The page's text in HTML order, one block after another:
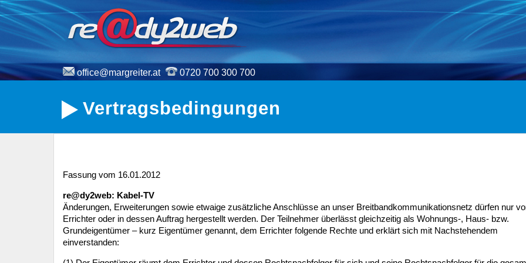
0720 700 300 700
office@margreiter.at
Vertragsbedingungen
Fassung vom 16.01.2012
re@dy2web: Kabel-TV
Änderungen, Erweiterungen sowie etwaige zusätzliche Anschlüsse an unser Breitbandkommunikationsnetz dürfen nur
Errichter oder in dessen Auftrag hergestellt werden. Der Teilnehmer überlässt gleichzeitig als Wohnungs-, Haus- bzw.
Grundeigentümer – kurz Eigentümer genannt, dem Errichter folgende Rechte und erklärt sich mit Nachstehendem
einverstanden:
Welt (3)